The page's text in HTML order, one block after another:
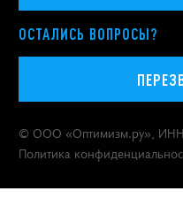
ОСТАЛИСЬ ВОПРОСЫ?
© ООО «Оптимизм.ру», ИНН
Политика
Москва,Покровский